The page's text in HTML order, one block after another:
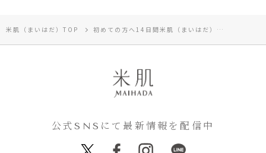
米肌（まいはだ）TOP 初めての方へ14日間米肌（まいはだ）トライアルセット
公式SNSにて最新情報を配信中